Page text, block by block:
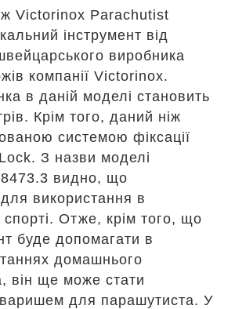
Victorinox Parachutist
інструмент від
виробника
компанії Victorinox.
в даній моделі становить
Крім того, даний ніж
системою фіксації
З назви моделі
видно, що
використання в
Отже, крім того, що
буде допомагати в
домашнього
він ще може стати
для парашутиста. У